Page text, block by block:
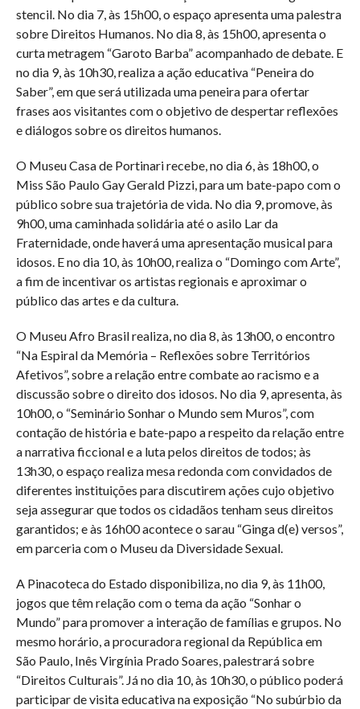
stencil. No dia 7, às 15h00, o espaço apresenta uma palestra
sobre Direitos Humanos. No dia 8, às 15h00, apresenta o
curta metragem “Garoto Barba” acompanhado de debate. E
no dia 9, às 10h30, realiza a ação educativa “Peneira do
Saber”, em que será utilizada uma peneira para ofertar
frases aos visitantes com o objetivo de despertar reflexões
e diálogos sobre os direitos humanos.
O Museu Casa de Portinari recebe, no dia 6, às 18h00, o
Miss São Paulo Gay Gerald Pizzi, para um bate-papo com o
público sobre sua trajetória de vida. No dia 9, promove, às
9h00, uma caminhada solidária até o asilo Lar da
Fraternidade, onde haverá uma apresentação musical para
idosos. E no dia 10, às 10h00, realiza o “Domingo com Arte”,
a fim de incentivar os artistas regionais e aproximar o
público das artes e da cultura.
O Museu Afro Brasil realiza, no dia 8, às 13h00, o encontro
“Na Espiral da Memória – Reflexões sobre Territórios
Afetivos”, sobre a relação entre combate ao racismo e a
discussão sobre o direito dos idosos. No dia 9, apresenta, às
10h00, o “Seminário Sonhar o Mundo sem Muros”, com
contação de história e bate-papo a respeito da relação entre
a narrativa ficcional e a luta pelos direitos de todos; às
13h30, o espaço realiza mesa redonda com convidados de
diferentes instituições para discutirem ações cujo objetivo
seja assegurar que todos os cidadãos tenham seus direitos
garantidos; e às 16h00 acontece o sarau “Ginga d(e) versos”,
em parceria com o Museu da Diversidade Sexual.
A Pinacoteca do Estado disponibiliza, no dia 9, às 11h00,
jogos que têm relação com o tema da ação “Sonhar o
Mundo” para promover a interação de famílias e grupos. No
mesmo horário, a procuradora regional da República em
São Paulo, Inês Virgínia Prado Soares, palestrará sobre
“Direitos Culturais”. Já no dia 10, às 10h30, o público poderá
participar de visita educativa na exposição “No subúrbio da